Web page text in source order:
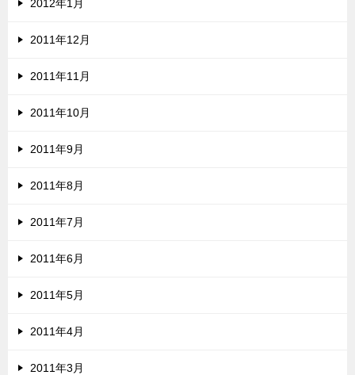
2012年1月
2011年12月
2011年11月
2011年10月
2011年9月
2011年8月
2011年7月
2011年6月
2011年5月
2011年4月
2011年3月